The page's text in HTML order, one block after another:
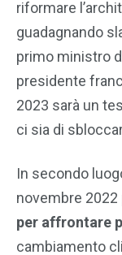
riformare
guadagnando
primo ministro
presidente
2023 sarà un
ci sia di
In secondo
novembre 2022
per affrontare
cambiamento